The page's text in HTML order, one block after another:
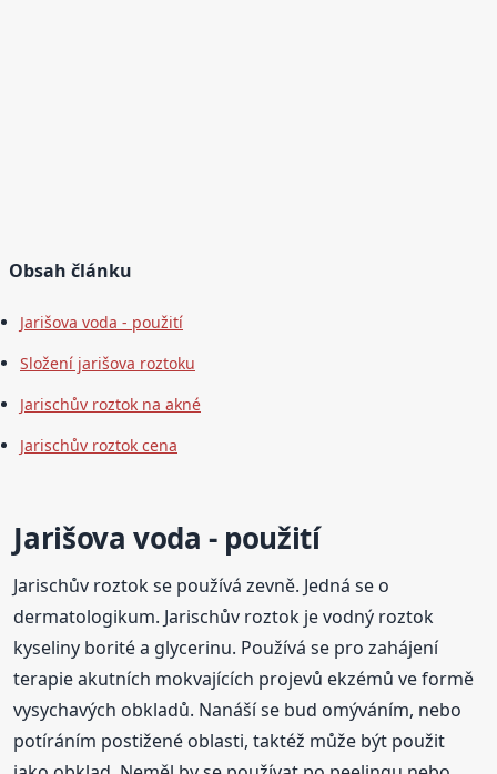
Obsah článku
Jarišova voda - použití
Složení jarišova roztoku
Jarischův roztok na akné
Jarischův roztok cena
Jarišova voda - použití
Jarischův roztok se používá zevně. Jedná se o
dermatologikum. Jarischův roztok je vodný roztok
kyseliny borité a glycerinu. Používá se pro zahájení
terapie akutních mokvajících projevů ekzémů ve formě
vysychavých obkladů. Nanáší se bud omýváním, nebo
potíráním postižené oblasti, taktéž může být použit